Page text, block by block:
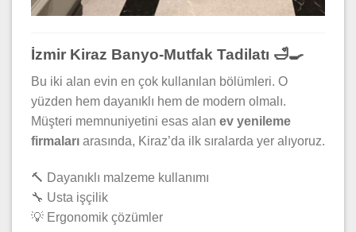
İzmir Kiraz Banyo-Mutfak Tadilatı 🛁🍳
Bu iki alan evin en çok kullanılan bölümleri. O
yüzden hem dayanıklı hem de modern olmalı.
Müşteri memnuniyetini esas alan ev yenileme
firmaları arasında, Kiraz’da ilk sıralarda yer alıyoruz.
🔨 Dayanıklı malzeme kullanımı
🔧 Usta işçilik
💡 Ergonomik çözümler